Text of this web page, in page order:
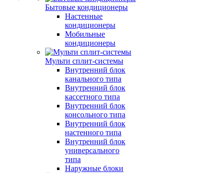
Бытовые кондиционеры
Настенные
кондиционеры
Мобильные
кондиционеры
Мульти сплит-системы
Внутренний блок
канального типа
Внутренний блок
кассетного типа
Внутренний блок
консольного типа
Внутренний блок
настенного типа
Внутренний блок
универсального
типа
Наружные блоки